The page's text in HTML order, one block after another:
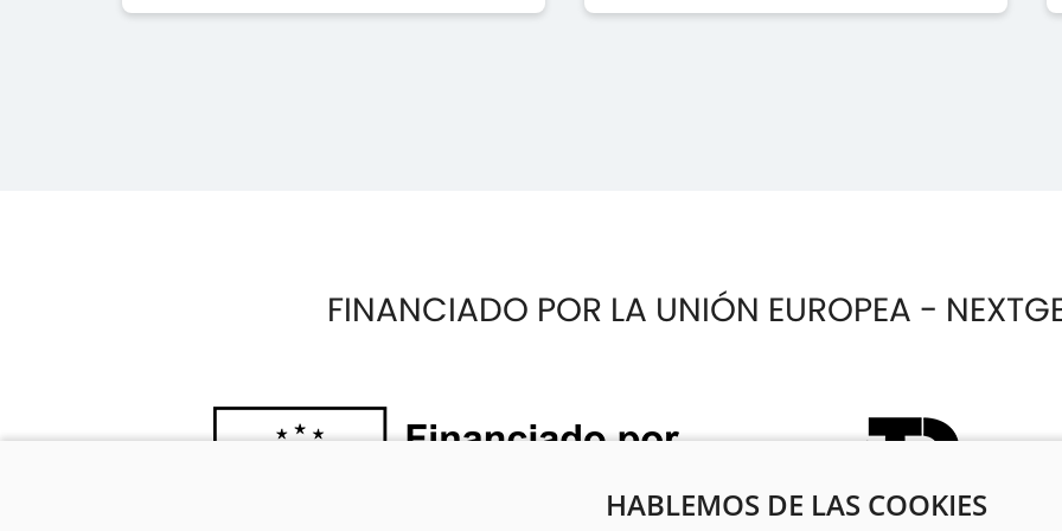
HABLEMOS DE LAS COOKIES
FINANCIADO POR LA UNIÓN EUROPEA -